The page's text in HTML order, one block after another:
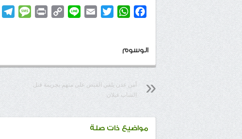
Facebook
WhatsApp
Twitter
Email
Line
Copy
Print
الوسوم
أمن عدن يلقي القبض على متهم بجريمة قتل
الشاب غيلان
مواضيع ذات صلة